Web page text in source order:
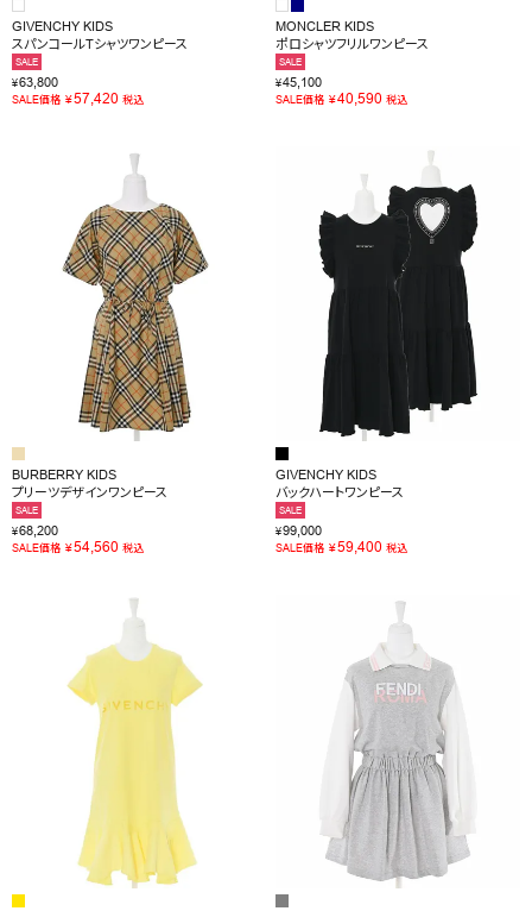
GIVENCHY KIDS
スパンコールTシャツワンピース
SALE
¥63,800
SALE価格 ¥57,420 税込
MONCLER KIDS
ポロシャツフリルワンピース
SALE
¥45,100
SALE価格 ¥40,590 税込
BURBERRY KIDS
プリーツデザインワンピース
SALE
¥68,200
SALE価格 ¥54,560 税込
GIVENCHY KIDS
バックハートワンピース
SALE
¥99,000
SALE価格 ¥59,400 税込